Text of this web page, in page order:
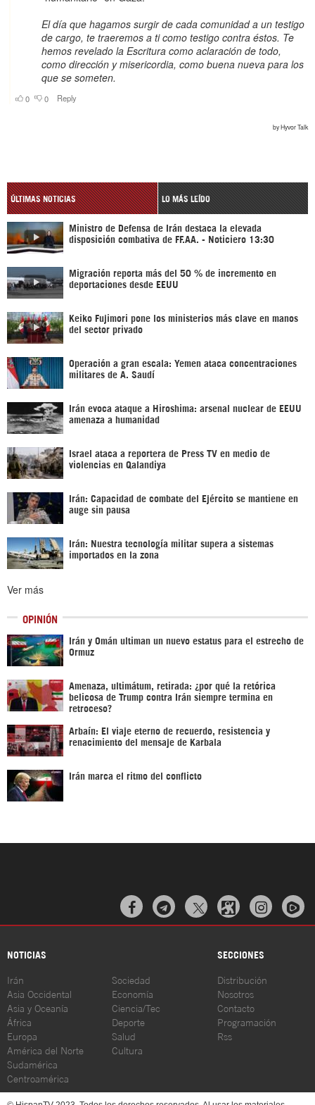
ÚLTIMAS NOTICIAS LO MÁS LEÍDO
Ministro de Defensa de Irán destaca la elevada
disposición combativa de FF.AA. - Noticiero 13:30
Migración reporta más del 50 % de incremento en
deportaciones desde EEUU
Keiko Fujimori pone los ministerios más clave en manos
del sector privado
Operación a gran escala: Yemen ataca concentraciones
militares de A. Saudí
Irán evoca ataque a Hiroshima: arsenal nuclear de EEUU
amenaza a humanidad
Israel ataca a reportera de Press TV en medio de
violencias en Qalandiya
Irán: Capacidad de combate del Ejército se mantiene en
auge sin pausa
Irán: Nuestra tecnología militar supera a sistemas
importados en la zona
Ver más
OPINIÓN
Irán y Omán ultiman un nuevo estatus para el estrecho de
Ormuz
Amenaza, ultimátum, retirada: ¿por qué la retórica
belicosa de Trump contra Irán siempre termina en
retroceso?
Arbaín: El viaje eterno de recuerdo, resistencia y
renacimiento del mensaje de Karbala
Irán marca el ritmo del conflicto
  
NOTICIAS SECCIONES
Irán
Asia Occidental
Asia y Oceanía
África
Europa
América del Norte
Sudamérica
Centroamérica
Sociedad
Economía
Ciencia/Tec
Deporte
Salud
Cultura
Distribución
Nosotros
Contacto
Programación
Rss